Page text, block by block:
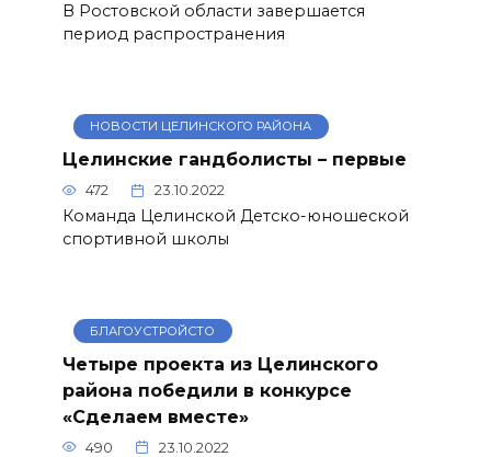
В Ростовской области завершается
период распространения
НОВОСТИ ЦЕЛИНСКОГО РАЙОНА
Целинские гандболисты – первые
472 23.10.2022
Команда Целинской Детско-юношеской
спортивной школы
БЛАГОУСТРОЙСТО
Четыре проекта из Целинского
района победили в конкурсе
«Сделаем вместе»
490 23.10.2022